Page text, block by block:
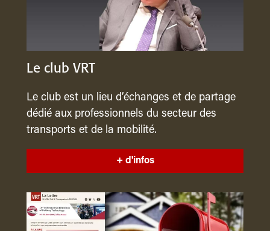
Le club VRT
Le club est un lieu d’échanges et de partage
dédié aux professionnels du secteur des
transports et de la mobilité.
+ d'infos